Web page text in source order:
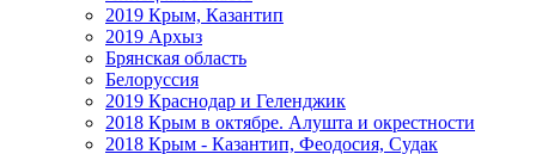
2019 Крым, Казантип
2019 Архыз
Брянская область
Белоруссия
2019 Краснодар и Геленджик
2018 Крым в октябре. Алушта и окрестности
2018 Крым - Казантип, Феодосия, Судак